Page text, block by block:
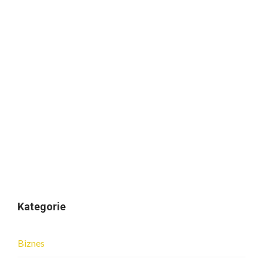
Kategorie
Biznes